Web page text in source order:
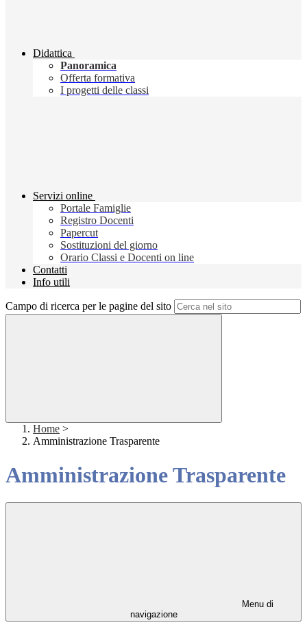
Didattica
Panoramica
Offerta formativa
I progetti delle classi
Servizi online
Portale Famiglie
Registro Docenti
Papercut
Sostituzioni del giorno
Orario Classi e Docenti on line
Contatti
Info utili
Campo di ricerca per le pagine del sito
Home >
Amministrazione Trasparente
Amministrazione Trasparente
Menu di
navigazione